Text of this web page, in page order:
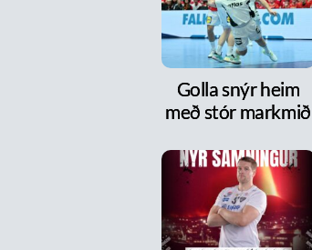
Golla snýr heim
með stór markmið